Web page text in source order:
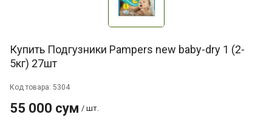
Купить Подгузники Pampers new baby-dry 1 (2-
5кг) 27шт
Код товара: 5304
55 000 сум / шт.